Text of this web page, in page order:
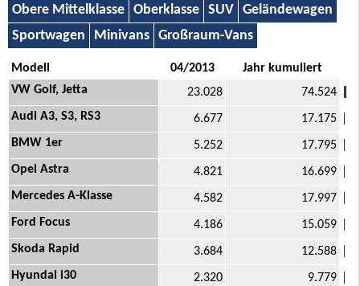
Obere Mittelklasse
Oberklasse SUV
Geländewagen
Sportwagen
Minivans Großraum-Vans
Modell 04/2013
Jahr kumuliert
VW Golf, Jetta
23.028
74.524
Audi A3, S3, RS3
6.677
17.175
BMW 1er
5.252
17.795
Opel Astra
4.821
16.699
Mercedes A-Klasse
4.582
17.997
Ford Focus
4.186
15.059
Skoda Rapid
3.684
12.588
Hyundai i30
2.320
9.779